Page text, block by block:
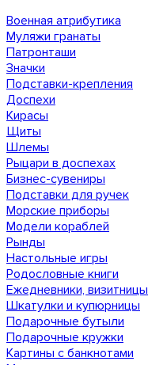
Военная атрибутика
Муляжи гранаты
Патронташи
Значки
Подставки-крепления
Доспехи
Кирасы
Щиты
Шлемы
Рыцари в доспехах
Бизнес-сувениры
Подставки для ручек
Морские приборы
Модели кораблей
Рынды
Настольные игры
Родословные книги
Ежедневники, визитницы
Шкатулки и купюрницы
Подарочные бутыли
Подарочные кружки
Картины с банкнотами